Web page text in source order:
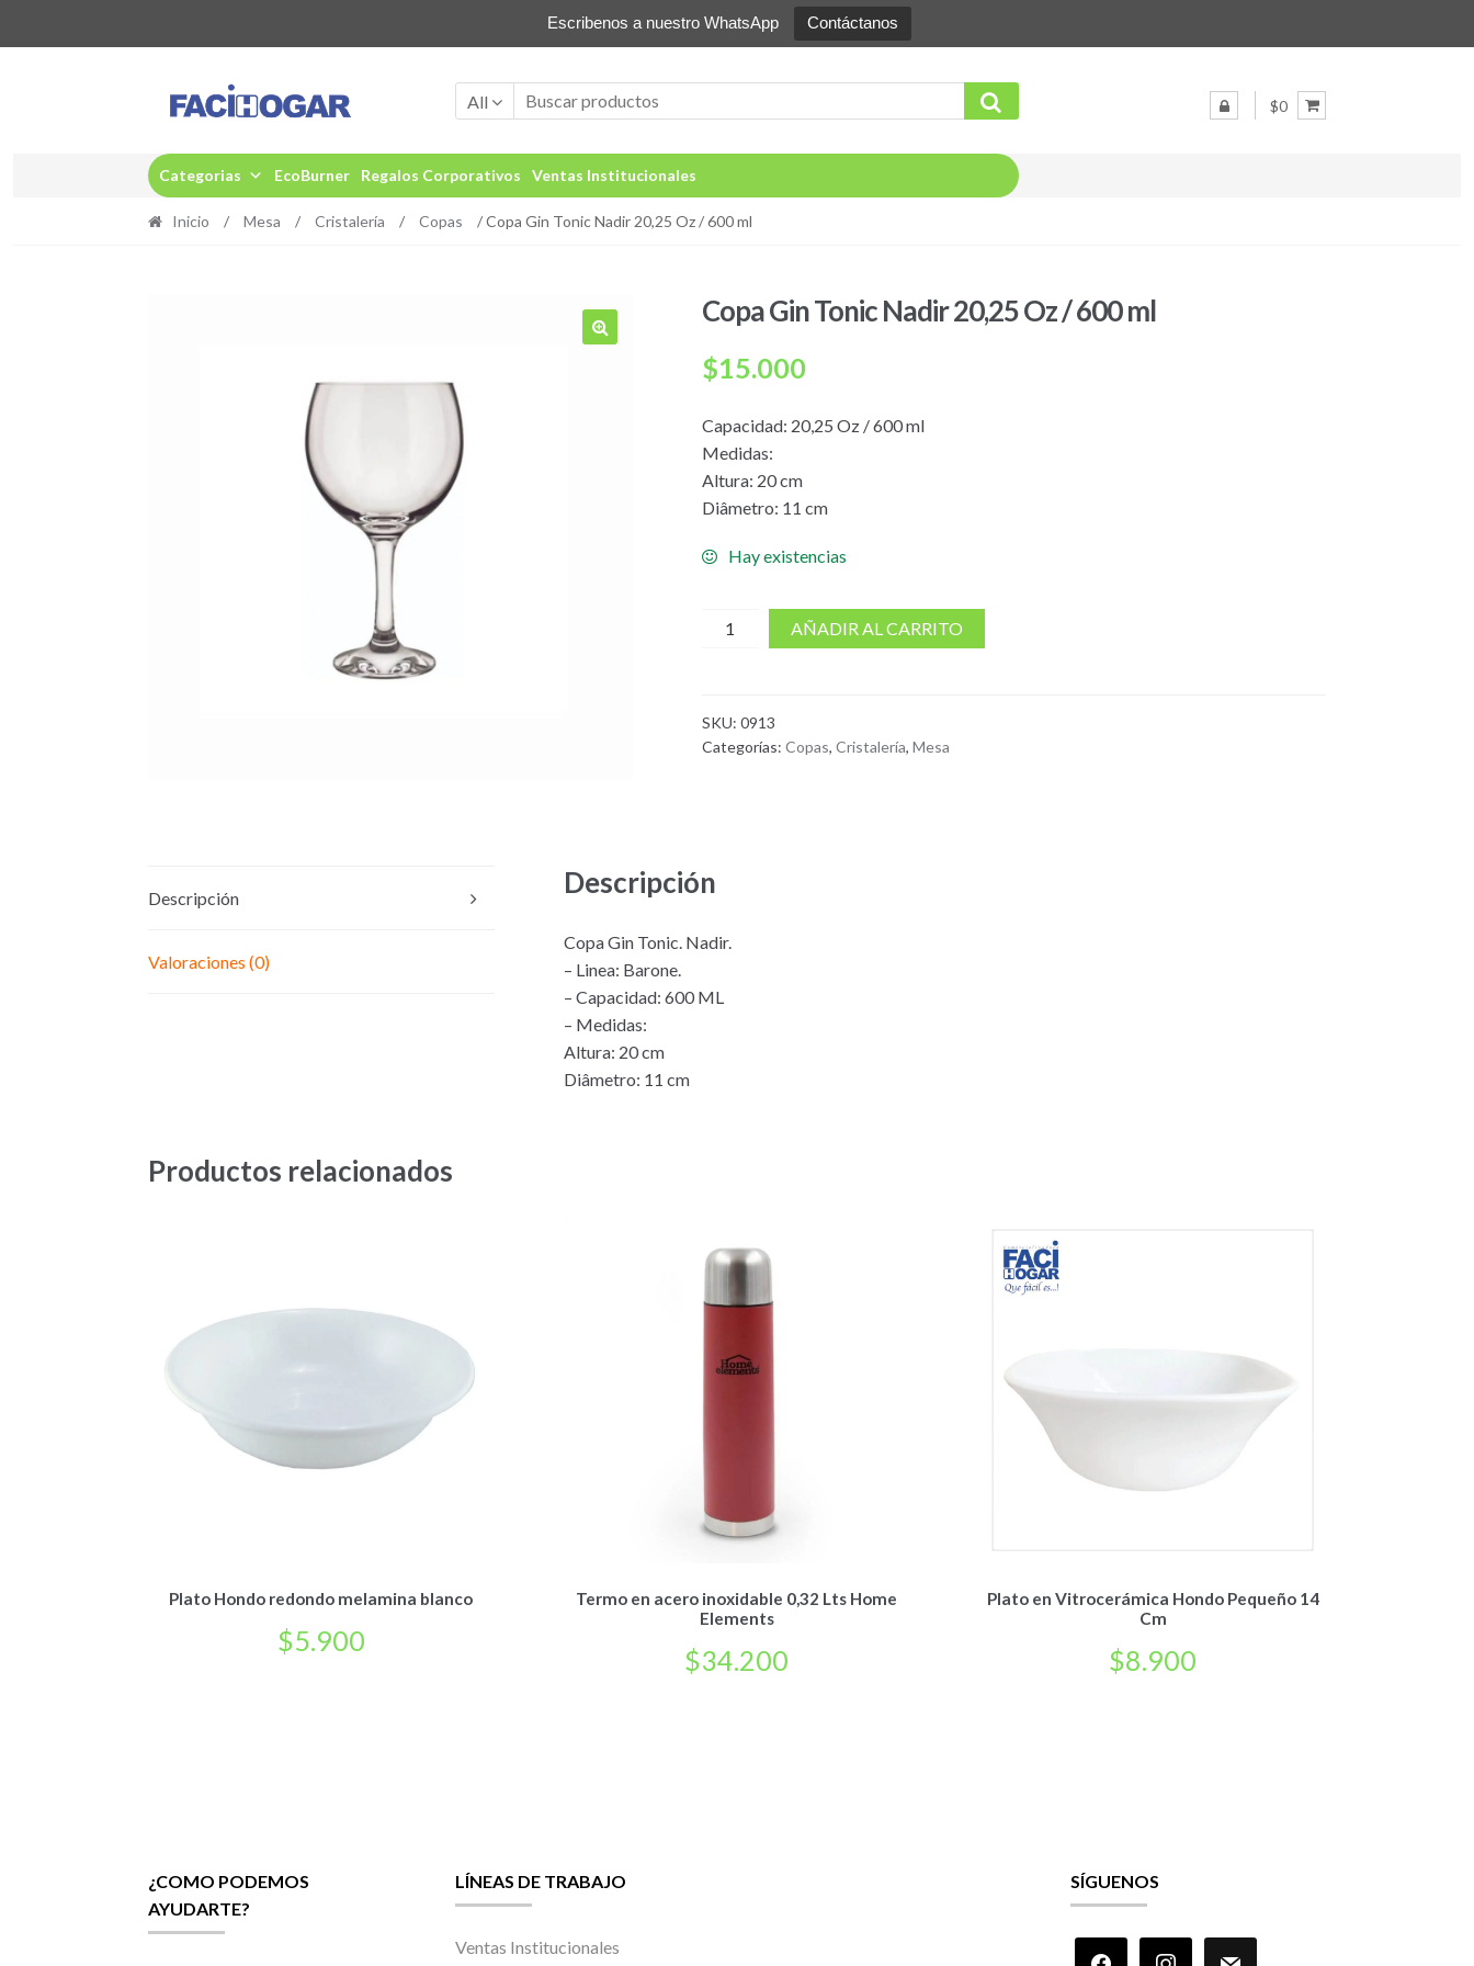
Escribenos a nuestro WhatsApp Contáctanos
contenido
All $0
Categorias EcoBurner Regalos Corporativos Ventas Institucionales
Inicio / Mesa / Cristalería / Copas / Copa Gin Tonic Nadir 20,25 Oz / 600 ml
Copa Gin Tonic Nadir 20,25 Oz / 600 ml
$15.000
Capacidad: 20,25 Oz / 600 ml
Medidas:
Altura: 20 cm
Diâmetro: 11 cm
Hay existencias
cantidad
Tonic
Nadir
ml
AÑADIR AL CARRITO
SKU:0913
Categorías:Copas,Cristalería,Mesa
Descripción
Valoraciones (0)
Descripción
Copa Gin Tonic. Nadir.
– Linea: Barone.
– Capacidad: 600 ML
– Medidas:
Altura: 20 cm
Diâmetro: 11 cm
Productos relacionados
Plato Hondo redondo melamina blanco
$5.900
Termo en acero inoxidable 0,32 Lts Home
Elements
$34.200
Plato en Vitrocerámica Hondo Pequeño 14
Cm
$8.900
¿COMO PODEMOS
AYUDARTE?
LÍNEAS DE TRABAJO
Ventas Institucionales
SÍGUENOS
facebook instagram